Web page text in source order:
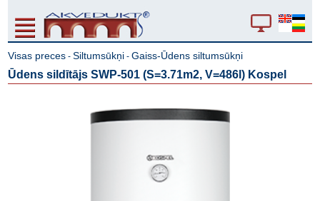
Visas preces -Siltumsūkņi -Gaiss-Ūdens siltumsūkņi
Ūdens sildītājs SWP-501 (S=3.71m2, V=486l) Kospel